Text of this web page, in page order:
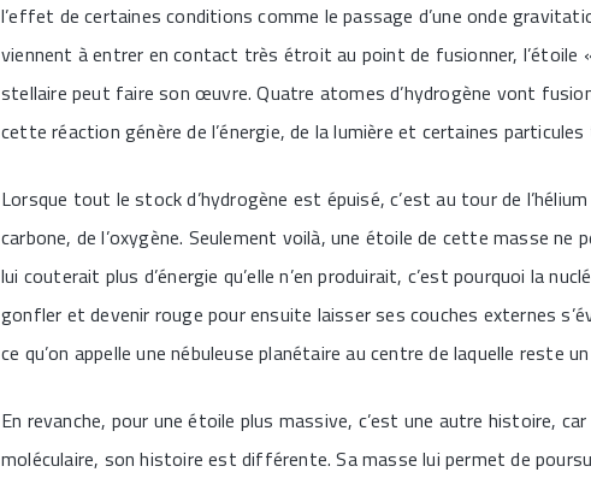
l’effet de certaines conditions comme le passage d’une onde
viennent à entrer en contact très étroit au point de fusionner, l’étoile
stellaire peut faire son œuvre. Quatre atomes d’hydrogène vont
cette réaction génère de l’énergie, de la lumière et certaines
Lorsque tout le stock d’hydrogène est épuisé, c’est au tour de
carbone, de l’oxygène. Seulement voilà, une étoile de cette masse ne
lui couterait plus d’énergie qu’elle n’en produirait, c’est pourquoi la
gonfler et devenir rouge pour ensuite laisser ses couches externes
ce qu’on appelle une nébuleuse planétaire au centre de laquelle reste
En revanche, pour une étoile plus massive, c’est une autre histoire,
moléculaire, son histoire est différente. Sa masse lui permet de